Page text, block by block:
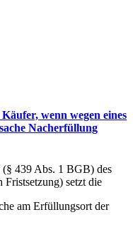
wenn wegen eines
Nacherfüllung
439 Abs. 1 BGB) des
Fristsetzung) setzt die
am Erfüllungsort der